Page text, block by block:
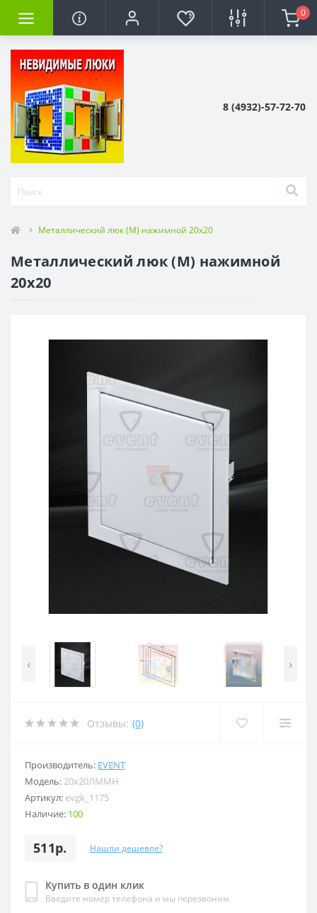
0
8 (4932)-57-72-70
Металлический люк (М) нажимной 20x20
Металлический люк (М) нажимной
20x20
‹ ›
Отзывы: (0)
Производитель: EVENT
Модель:20x20ЛММН
Артикул: evgk_1175
Наличие: 100
511р. Нашли дешевле?
Купить в один клик
Введите номер телефона и мы перезвоним